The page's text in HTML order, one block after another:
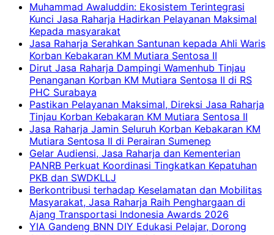
Muhammad Awaluddin: Ekosistem Terintegrasi
Kunci Jasa Raharja Hadirkan Pelayanan Maksimal
Kepada masyarakat
Jasa Raharja Serahkan Santunan kepada Ahli Waris
Korban Kebakaran KM Mutiara Sentosa II
Dirut Jasa Raharja Dampingi Wamenhub Tinjau
Penanganan Korban KM Mutiara Sentosa II di RS
PHC Surabaya
Pastikan Pelayanan Maksimal, Direksi Jasa Raharja
Tinjau Korban Kebakaran KM Mutiara Sentosa II
Jasa Raharja Jamin Seluruh Korban Kebakaran KM
Mutiara Sentosa II di Perairan Sumenep
Gelar Audiensi, Jasa Raharja dan Kementerian
PANRB Perkuat Koordinasi Tingkatkan Kepatuhan
PKB dan SWDKLLJ
Berkontribusi terhadap Keselamatan dan Mobilitas
Masyarakat, Jasa Raharja Raih Penghargaan di
Ajang Transportasi Indonesia Awards 2026
YIA Gandeng BNN DIY Edukasi Pelajar, Dorong